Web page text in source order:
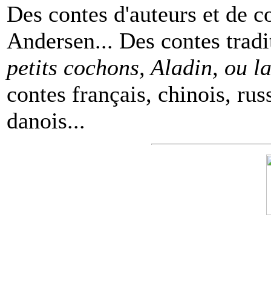
Des contes d'auteurs et de
Andersen... Des contes
petits cochons, Aladin, ou
contes français, chinois,
danois...